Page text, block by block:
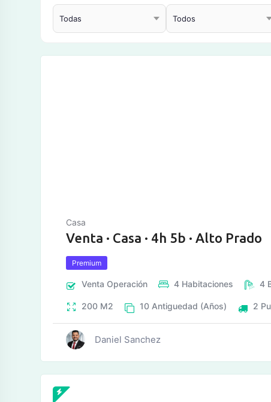
Casa
Venta · Casa · 4h 5b · Alto Prado
Premium
Venta Operación 4 Habitaciones 4
200 M2 10 Antiguedad (Años) 2
Daniel Sanchez